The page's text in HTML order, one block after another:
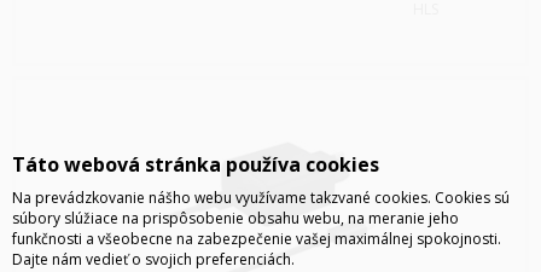
Táto webová stránka používa cookies
Na prevádzkovanie nášho webu využívame takzvané cookies. Cookies sú
súbory slúžiace na prispôsobenie obsahu webu, na meranie jeho
funkčnosti a všeobecne na zabezpečenie vašej maximálnej spokojnosti.
Dajte nám vedieť o svojich preferenciách.